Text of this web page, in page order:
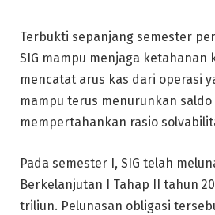
Terbukti sepanjang semester
SIG mampu menjaga ketahanan
mencatat arus kas dari operasi
mampu terus menurunkan
mempertahankan rasio
Pada semester I, SIG telah
Berkelanjutan I Tahap II tahun
triliun. Pelunasan obligasi